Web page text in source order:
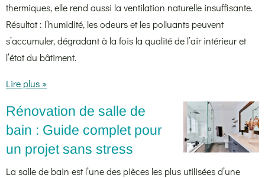
thermiques, elle rend aussi la ventilation naturelle insuffisante.
Résultat : l’humidité, les odeurs et les polluants peuvent
s’accumuler, dégradant à la fois la qualité de l’air intérieur et
l’état du bâtiment.
Lire plus »
Rénovation de salle de
bain : Guide complet pour
un projet sans stress
La salle de bain est l’une des pièces les plus utilisées d’une